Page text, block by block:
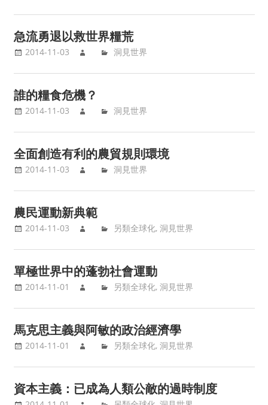
急流勇退以救世界糧荒
2014-11-03 洞見世界
誰的糧食危機？
2014-11-03 洞見世界
全面創造有利的農貿規則環境
2014-11-03 洞見世界
農民運動新典範
2014-11-03 另類全球化,洞見世界
單極世界中的蓬勃社會運動
2014-11-01 另類全球化,洞見世界
馬克思主義與阿敏的政治經濟學
2014-11-01 另類全球化,洞見世界
資本主義：已成為人類公敵的過時制度